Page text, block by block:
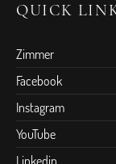
QUICK
Zimmer
Facebook
Instagram
YouTube
Linkedin